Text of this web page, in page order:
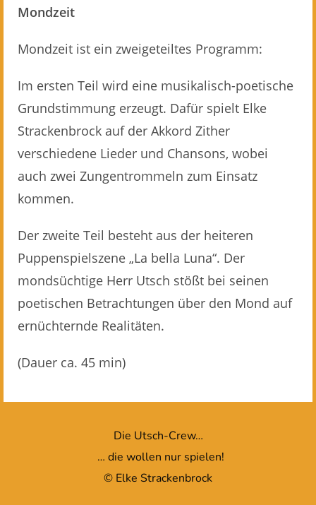
Mondzeit
Mondzeit ist ein zweigeteiltes Programm:
Im ersten Teil wird eine musikalisch-poetische
Grundstimmung erzeugt. Dafür spielt Elke
Strackenbrock auf der Akkord Zither
verschiedene Lieder und Chansons, wobei
auch zwei Zungentrommeln zum Einsatz
kommen.
Der zweite Teil besteht aus der heiteren
Puppenspielszene „La bella Luna“. Der
mondsüchtige Herr Utsch stößt bei seinen
poetischen Betrachtungen über den Mond auf
ernüchternde Realitäten.
(Dauer ca. 45 min)
Die Utsch-Crew…
… die wollen nur spielen!
© Elke Strackenbrock